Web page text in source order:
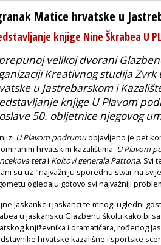
Matice hrvatske u
knjige Nine Škrabea U
velikoj dvorani
Kreativnog studija
u Jastrebarskom i
knjige U Plavom
50. obljetnice njegovog
U Plavom podrumuobjavljeno je pet
hrvatskim kazalištima: U Plavom
tetai Koltovi generala Pattona. Svi
su uz "najvažniju sporednu stvar na
ogledaju gotovo svi najvažniji
Jaskanke i Jaskanci te mnogi ugledni
u jaskansku Glazbenu školu kako bi
književnika i dramatičara, rođenog
hrvatske kazališne i sportske